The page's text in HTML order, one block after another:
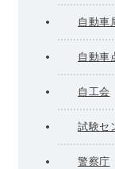
自動車
自動車
自工会
試験セ
警察庁